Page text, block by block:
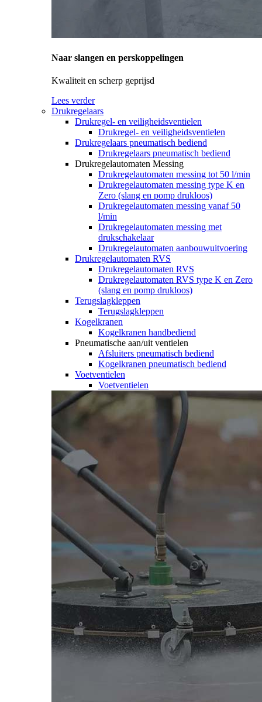
Naar slangen en perskoppelingen
Kwaliteit en scherp geprijsd
Lees verder
Drukregelaars
Drukregel- en veiligheidsventielen
Drukregel- en veiligheidsventielen
Drukregelaars pneumatisch bediend
Drukregelaars pneumatisch bediend
Drukregelautomaten Messing
Drukregelautomaten messing tot 50 l/min
Drukregelautomaten messing type K en
Zero (slang en pomp drukloos)
Drukregelautomaten messing vanaf 50
l/min
Drukregelautomaten messing met
drukschakelaar
Drukregelautomaten aanbouwuitvoering
Drukregelautomaten RVS
Drukregelautomaten RVS
Drukregelautomaten RVS type K en Zero
(slang en pomp drukloos)
Terugslagkleppen
Terugslagkleppen
Kogelkranen
Kogelkranen handbediend
Pneumatische aan/uit ventielen
Afsluiters pneumatisch bediend
Kogelkranen pneumatisch bediend
Voetventielen
Voetventielen